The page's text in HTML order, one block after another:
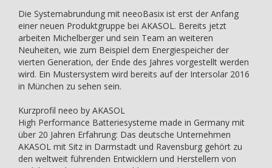
Die Systemabrundung mit neeoBasix ist erst der Anfang
einer neuen Produktgruppe bei AKASOL. Bereits jetzt
arbeiten Michelberger und sein Team an weiteren
Neuheiten, wie zum Beispiel dem Energiespeicher der
vierten Generation, der Ende des Jahres vorgestellt werden
wird. Ein Mustersystem wird bereits auf der Intersolar 2016
in München zu sehen sein.
Kurzprofil neeo by AKASOL
High Performance Batteriesysteme made in Germany mit
über 20 Jahren Erfahrung: Das deutsche Unternehmen
AKASOL mit Sitz in Darmstadt und Ravensburg gehört zu
den weltweit führenden Entwicklern und Herstellern von